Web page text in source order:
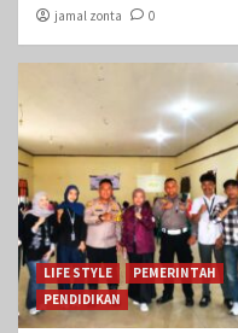
jamal zonta 0
LIFE STYLE
PEMERINTAH
PENDIDIKAN